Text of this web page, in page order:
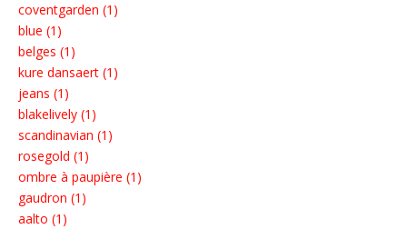
coventgarden (1)
blue (1)
belges (1)
kure dansaert (1)
jeans (1)
blakelively (1)
scandinavian (1)
rosegold (1)
ombre à paupière (1)
gaudron (1)
aalto (1)